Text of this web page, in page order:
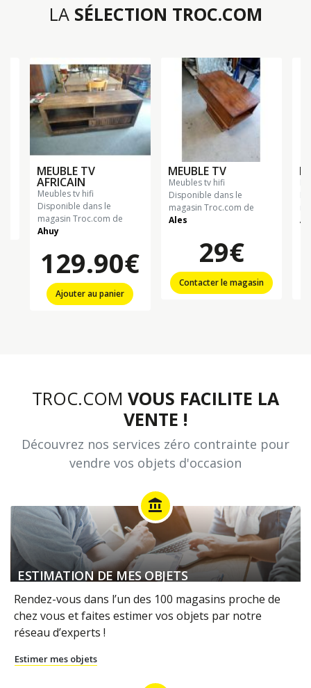
LA SÉLECTION TROC.COM
MEUBLE TV
AFRICAIN
meubles tv hifi
Disponible dans le
magasin Troc.com de
Ahuy
129.90€
Ajouter au panier
MEUBLE TV
meubles tv hifi
Disponible dans le
magasin Troc.com de
Ales
29€
Contacter le magasin
TROC.COM VOUS FACILITE LA
VENTE !
Découvrez nos services zéro contrainte pour
vendre vos objets d'occasion
account_balance
ESTIMATION DE MES OBJETS
Rendez-vous dans l’un des 100 magasins proche de
chez vous et faites estimer vos objets par notre
réseau d’experts !
Estimer mes objets